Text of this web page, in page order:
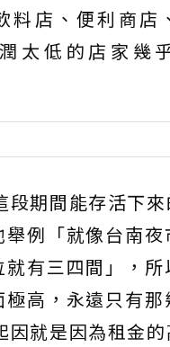
料店、便利商店
太低的店家幾
段期間能存活下
例「就像台南夜
有三四間」，所
高，永遠只有那
就是因為租金的